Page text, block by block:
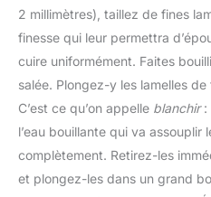
2 millimètres), taillez de fines
finesse qui leur permettra
cuire uniformément. Faites
salée. Plongez-y les lamelles
C’est ce qu’on appelle blanchir:
l’eau bouillante qui va assouplir
complètement. Retirez-les
et plongez-les dans un grand